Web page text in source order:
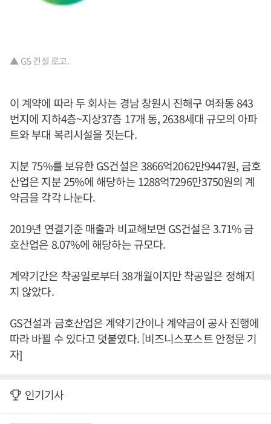
▲ GS 건설 로고.
이 계약에 따라 두 회사는 경남 창원시 진해구 여좌동 843
번지에 지하4층~지상37층 17개 동, 2638세대 규모의 아파
트와 부대 복리시설을 짓는다.
지분 75%를 보유한 GS건설은 3866억2062만9447원, 금호
산업은 지분 25%에 해당하는 1288억7296만3750원의 계
약금을 각각 나눈다.
2019년 연결기준 매출과 비교해보면 GS건설은 3.71% 금
호산업은 8.07%에 해당하는 규모다.
계약기간은 착공일로부터 38개월이지만 착공일은 정해지
지 않았다.
GS건설과 금호산업은 계약기간이나 계약금이 공사 진행에
따라 바뀔 수 있다고 덧붙였다. [비즈니스포스트 안정문 기
자]
인기기사